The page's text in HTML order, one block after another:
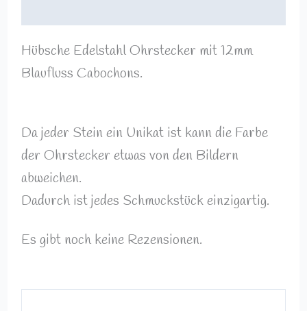
Hübsche Edelstahl Ohrstecker mit 12mm
Blaufluss Cabochons.
Da jeder Stein ein Unikat ist kann die Farbe
der Ohrstecker etwas von den Bildern
abweichen.
Dadurch ist jedes Schmuckstück einzigartig.
Es gibt noch keine Rezensionen.